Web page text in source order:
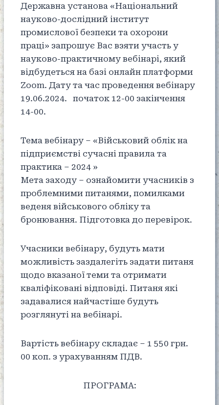
Державна установа «Національний
науково-дослідний інститут
промислової безпеки та охорони
праці» запрошує Вас взяти участь у
науково-практичному вебінарі, який
відбудеться на базі онлайн платформи
Zoom. Дату та час проведення вебінару
19.06.2024. початок 12-00 закінчення
14-00.
Тема вебінару – «Військовий облік на
підприємстві сучасні правила та
практика – 2024 »
Мета заходу – ознайомити учасників з
проблемними питанями, помилками
веденя військового обліку та
бронювання. Підготовка до перевірок.
Учасники вебінару, будуть мати
можливість заздалегіть задати питаня
щодо вказаної теми та отримати
кваліфіковані відповіді. Питаня які
задавалися найчастіше будуть
розглянуті на вебінарі.
Вартість вебінару складає – 1 550 грн.
00 коп. з урахуванням ПДВ.
ПРОГРАМА: